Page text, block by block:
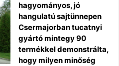
hagyományos, jó
hangulatú sajtünnepen
Csermajorban tucatnyi
gyártó mintegy 90
termékkel demonstrálta,
hogy milyen minőség